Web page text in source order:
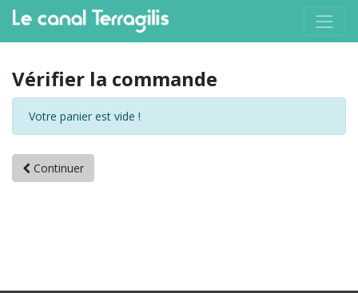
Vérifier la commande
Votre panier est vide !
Continuer